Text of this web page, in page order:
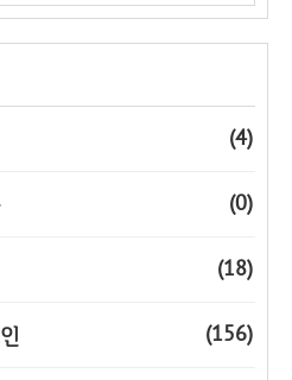
(4)
(0)
(18)
(156)